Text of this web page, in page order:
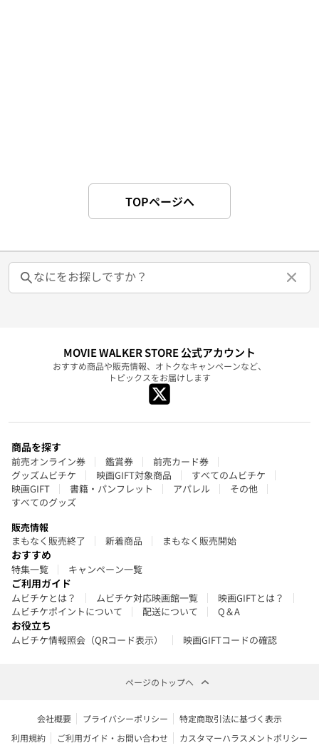
TOPページへ
MOVIE WALKER STORE 公式アカウント
おすすめ商品や販売情報、オトクなキャンペーンなど、
トピックスをお届けします
商品を探す
前売オンライン券 鑑賞券
前売カード券
グッズムビチケ
映画GIFT対象商品
すべてのムビチケ
映画GIFT
書籍・パンフレット アパレル
その他
すべてのグッズ
販売情報
まもなく販売終了
新着商品 まもなく販売開始
おすすめ
特集一覧 キャンペーン一覧
ご利用ガイド
ムビチケとは？ ムビチケ対応映画館一覧
映画GIFTとは？
ムビチケポイントについて
配送について Q＆A
お役立ち
ムビチケ情報照会（QRコード表示） 映画GIFTコードの確認
ページのトップへ
会社概要 プライバシーポリシー
特定商取引法に基づく表示
利用規約
ご利用ガイド・お問い合わせ カスタマーハラスメントポリシー